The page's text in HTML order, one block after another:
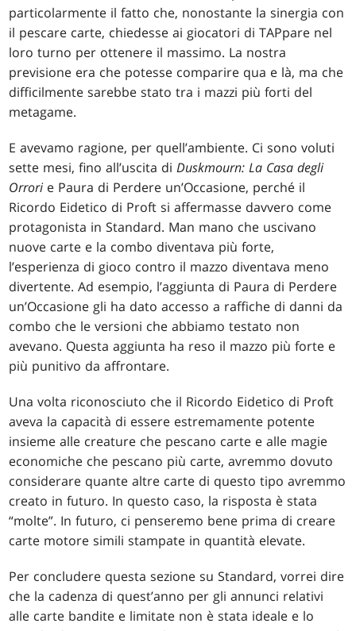
particolarmente il fatto che, nonostante la sinergia con
il pescare carte, chiedesse ai giocatori di TAPpare nel
loro turno per ottenere il massimo. La nostra
previsione era che potesse comparire qua e là, ma che
difficilmente sarebbe stato tra i mazzi più forti del
metagame.
E avevamo ragione, per quell’ambiente. Ci sono voluti
sette mesi, fino all’uscita diDuskmourn: La Casa degli
Orrori e Paura di Perdere un’Occasione, perché il
Ricordo Eidetico di Proft si affermasse davvero come
protagonista in Standard. Man mano che uscivano
nuove carte e la combo diventava più forte,
l’esperienza di gioco contro il mazzo diventava meno
divertente. Ad esempio, l’aggiunta di Paura di Perdere
un’Occasione gli ha dato accesso a raffiche di danni da
combo che le versioni che abbiamo testato non
avevano. Questa aggiunta ha reso il mazzo più forte e
più punitivo da affrontare.
Una volta riconosciuto che il Ricordo Eidetico di Proft
aveva la capacità di essere estremamente potente
insieme alle creature che pescano carte e alle magie
economiche che pescano più carte, avremmo dovuto
considerare quante altre carte di questo tipo avremmo
creato in futuro. In questo caso, la risposta è stata
“molte”. In futuro, ci penseremo bene prima di creare
carte motore simili stampate in quantità elevate.
Per concludere questa sezione su Standard, vorrei dire
che la cadenza di quest’anno per gli annunci relativi
alle carte bandite e limitate non è stata ideale e lo